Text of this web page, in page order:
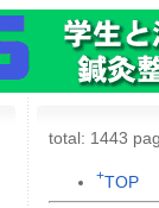
total: 1443
+TOP